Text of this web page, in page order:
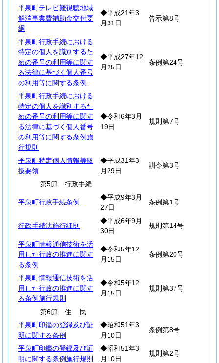
平泉町テレビ難視聴地域
解消事業費補助金交付要
綱
◆平成21年3
月31日
告示第8号
平泉町行政手続における
特定の個人を識別するた
めの番号の利用等に関す
る法律に基づく個人番号
の利用等に関する条例
◆平成27年12
月25日
条例第24号
平泉町行政手続における
特定の個人を識別するた
めの番号の利用等に関す
る法律に基づく個人番号
の利用等に関する条例施
行規則
◆令和6年3月
19日
規則第7号
平泉町特定個人情報等取
扱要領
◆平成31年3
月29日
訓令第3号
第5節 行政手続
平泉町行政手続条例
◆平成9年3月
27日
条例第1号
行政手続法施行細則
◆平成6年9月
30日
規則第14号
平泉町情報通信技術を活
用した行政の推進に関す
る条例
◆令和5年12
月15日
条例第20号
平泉町情報通信技術を活
用した行政の推進に関す
る条例施行規則
◆令和5年12
月15日
規則第37号
第6節 住
民
平泉町印鑑の登録及び証
明に関する条例
◆昭和51年3
月10日
条例第8号
平泉町印鑑の登録及び証
明に関する条例施行規則
◆昭和51年3
月10日
規則第2号